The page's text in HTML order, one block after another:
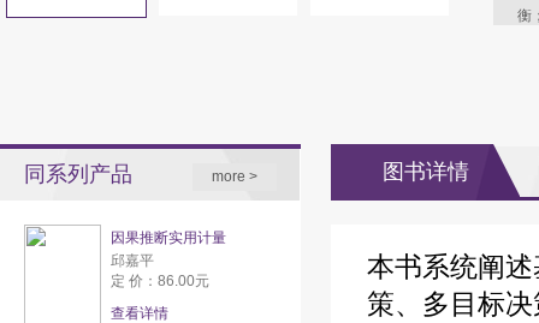
衡
同系列产品 more >
因果推断实用计量
邱嘉平
定 价：86.00元
查看详情
图书详情
本书系统阐
策、多目标